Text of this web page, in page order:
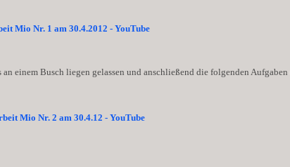
Mio Nr. 1 am 30.4.2012 - YouTube
einem Busch liegen gelassen und anschließend die folgenden
Mio Nr. 2 am 30.4.12 - YouTube